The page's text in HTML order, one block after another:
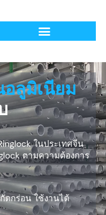
ลูมิเนียม
ในประเทศจีน
ตามความต้องการ
กร่อน ใช้งานได้